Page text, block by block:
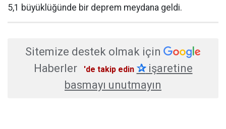
5,1 büyüklüğünde bir deprem meydana geldi.
Sitemize destek olmak için
Haberler
'de takip edin ✰işaretine
basmayı unutmayın